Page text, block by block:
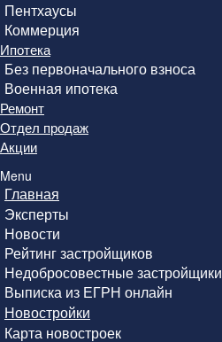
Пентхаусы
Коммерция
Ипотека
Без первоначального взноса
Военная ипотека
Ремонт
Отдел продаж
Акции
Menu
Главная
Эксперты
Новости
Рейтинг застройщиков
Недобросовестные застройщики
Выписка из ЕГРН онлайн
Новостройки
Карта новостроек